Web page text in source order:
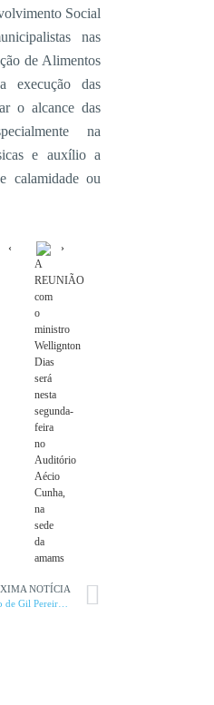
Social
nas
de Alimentos
execução das
o alcance das
na
e auxílio a
calamidade ou
A
REUNIÃO
com
o
ministro
Wellignton
Dias
será
nesta
segunda-
feira
no
Auditório
Aécio
Cunha,
na
sede
da
amams
NOTÍCIA